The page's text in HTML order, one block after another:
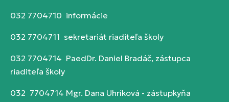
032 7704710 informácie
032 7704711 sekretariát riaditeľa školy
032 7704714 PaedDr. Daniel Bradáč, zástupca
riaditeľa školy
032 7704714 Mgr. Dana Uhríková - zástupkyňa